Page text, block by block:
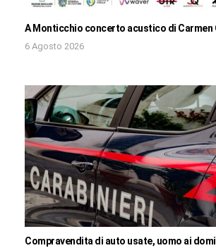
A Monticchio concerto acustico di Carmen
6 Agosto 2026
Compravendita di auto usate, uomo ai